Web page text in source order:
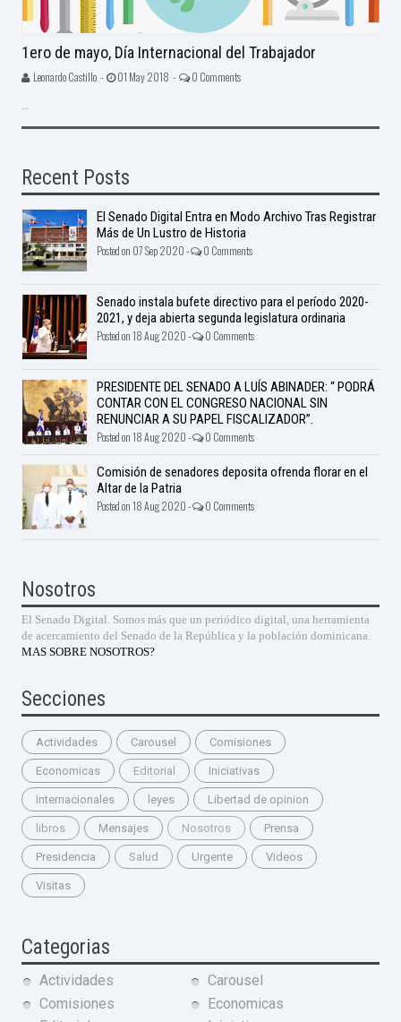
1ero de mayo, Día Internacional del Trabajador
Leonardo Castillo - 01 May 2018 - 0 Comments
Recent Posts
El Senado Digital Entra en Modo Archivo Tras Registrar
Más de Un Lustro de Historia
Posted on 07 Sep 2020 - 0 Comments
Senado instala bufete directivo para el período 2020-
2021, y deja abierta segunda legislatura ordinaria
Posted on 18 Aug 2020 - 0 Comments
PRESIDENTE DEL SENADO A LUÍS ABINADER: “ PODRÁ
CONTAR CON EL CONGRESO NACIONAL SIN
RENUNCIAR A SU PAPEL FISCALIZADOR”.
Posted on 18 Aug 2020 - 0 Comments
Comisión de senadores deposita ofrenda florar en el
Altar de la Patria
Posted on 18 Aug 2020 - 0 Comments
Nosotros
El Senado Digital. Somos más que un periódico digital, una herramienta
de acercamiento del Senado de la República y la población dominicana.
MAS SOBRE NOSOTROS?
Secciones
Actividades Carousel Comisiones
Economicas Editorial Iniciativas
Internacionales leyes Libertad de opinion
libros Mensajes Nosotros Prensa
Presidencia Salud Urgente Videos
Visitas
Categorias
Actividades
Carousel
Comisiones
Economicas